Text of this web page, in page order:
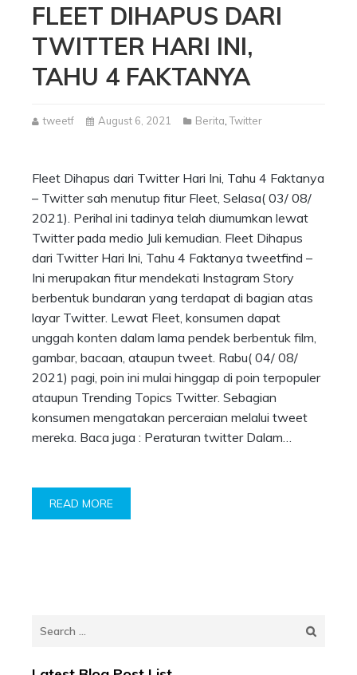
FLEET DIHAPUS DARI
TWITTER HARI INI,
TAHU 4 FAKTANYA
tweetf August 6, 2021 Berita ,Twitter
Fleet Dihapus dari Twitter Hari Ini, Tahu 4 Faktanya
– Twitter sah menutup fitur Fleet, Selasa( 03/ 08/
2021). Perihal ini tadinya telah diumumkan lewat
Twitter pada medio Juli kemudian. Fleet Dihapus
dari Twitter Hari Ini, Tahu 4 Faktanya tweetfind –
Ini merupakan fitur mendekati Instagram Story
berbentuk bundaran yang terdapat di bagian atas
layar Twitter. Lewat Fleet, konsumen dapat
unggah konten dalam lama pendek berbentuk film,
gambar, bacaan, ataupun tweet. Rabu( 04/ 08/
2021) pagi, poin ini mulai hinggap di poin terpopuler
ataupun Trending Topics Twitter. Sebagian
konsumen mengatakan perceraian melalui tweet
mereka. Baca juga : Peraturan twitter Dalam…
READ MORE
Search